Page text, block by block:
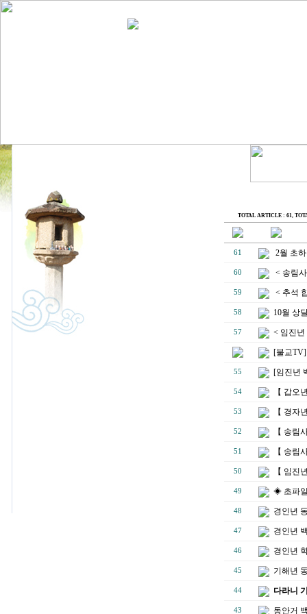
TOTAL ARTICLE : 61,
61 2월 초
60 < 송림
59 < 추석
58 10월 상
57 < 임진년
[불교
55 [임진년
54 【 갑오
53 【 경자
52 【 송림
51 【 송림
50 【 임진
49 ◈ 초파
48 경인년
47 경인년
46 경인년
45 기해년
44 다라니
43 동안거